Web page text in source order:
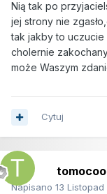
Nią tak po
jej strony nie
tak jakby to uczucie
cholernie
może Waszym
Cytuj
Napisano 13 Listopad